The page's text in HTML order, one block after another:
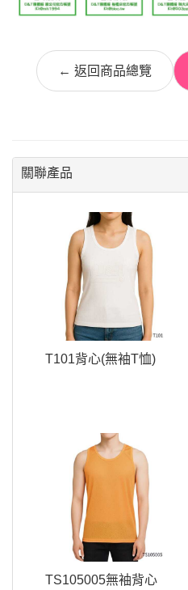
← 返回商品總覽
關聯產品
T101背心(無袖T恤)
TS105005無袖背心